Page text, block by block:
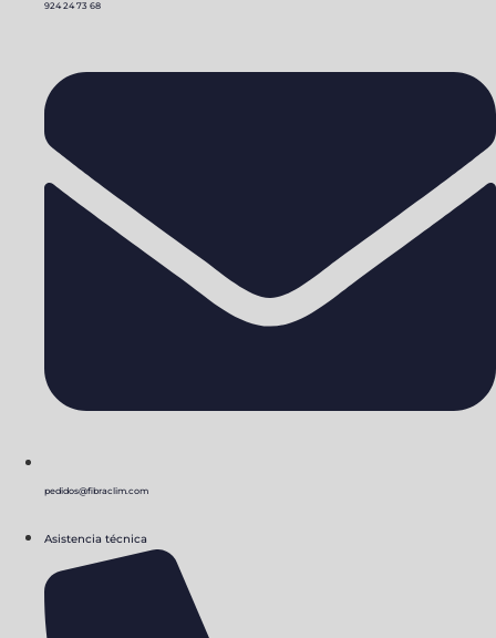
924 24 73 68
pedidos@fibraclim.com
Asistencia técnica